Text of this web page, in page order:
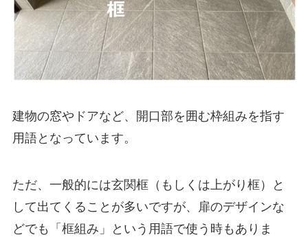
建物の窓やドアなど、開口部を囲む枠組みを指す
用語となっています。
ただ、一般的には玄関框（もしくは上がり框）と
して出てくることが多いですが、扉のデザインな
どでも「框組み」という用語で使う時もありま